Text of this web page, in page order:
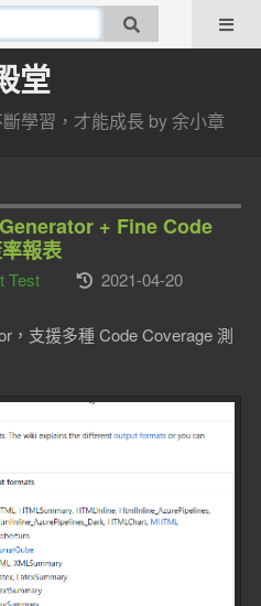
堂
學習，才能成長 by 余小章
+ Fine Code
報表
Test 2021-04-20
，支援多種 Code Coverage 測